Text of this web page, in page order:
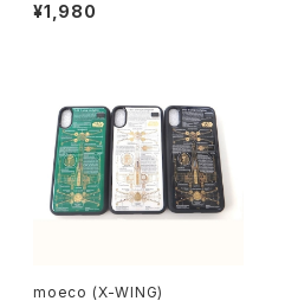
¥1,980
moeco (X-WING)